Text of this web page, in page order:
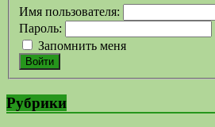
Имя пользователя:
Пароль:
Запомнить меня
Войти
Рубрики